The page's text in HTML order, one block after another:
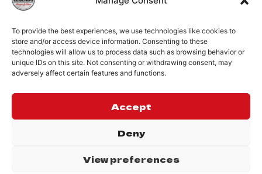
To provide the best experiences, we use technologies like cookies to
store and/or access device information. Consenting to these
technologies will allow us to process data such as browsing behavior or
unique IDs on this site. Not consenting or withdrawing consent, may
adversely affect certain features and functions.
Accept
Deny
View preferences
info@legendsburgers.gr
Δευτέρα με Παρασκευή16:00 – 24:00
Σάββατο14:00 – 24:00
Κυριακή12:00 – 24:00
ΣΥΝΔΕΘΕΙΤΕ ΜΑΖΙ
©2024 Legends.Privacy Policy. Website by